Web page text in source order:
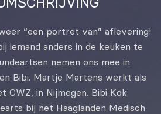
“een portret van” aflevering!
iemand anders in de keuken te
nemen ons mee in
Bibi. Martje Martens werkt als
CWZ, in Nijmegen. Bibi Kok
bij het Haaglanden Medisch